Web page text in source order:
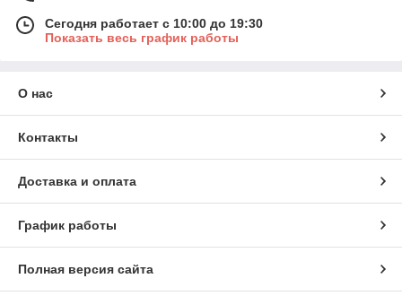
Сегодня работает с 10:00 до 19:30
Показать весь график работы
О нас
Контакты
Доставка и оплата
График работы
Полная версия сайта